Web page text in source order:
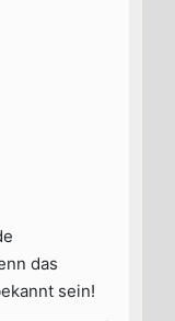
das
sein!